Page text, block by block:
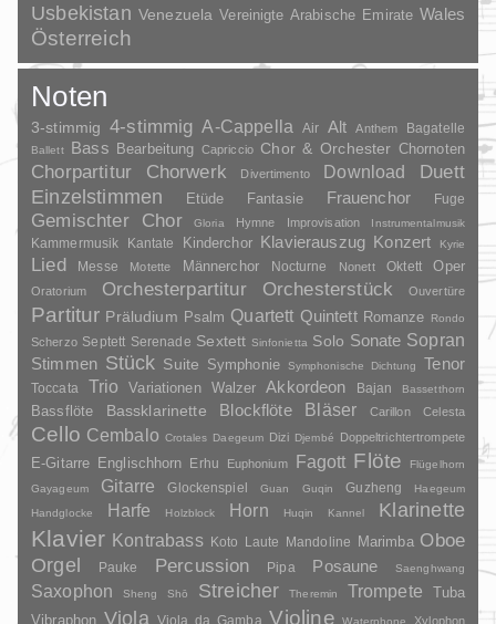
Usbekistan Venezuela Vereinigte Arabische Emirate Wales
Österreich
Noten
3-stimmig 4-stimmig A-Cappella Air Alt Anthem Bagatelle
Ballett Bass Bearbeitung Capriccio Chor & Orchester Chornoten
Chorpartitur Chorwerk Divertimento Download
Duett
Einzelstimmen
Etüde Fantasie Frauenchor Fuge
Gemischter Chor Gloria Hymne Improvisation Instrumentalmusik
Kammermusik Kantate Kinderchor Klavierauszug Konzert Kyrie
Lied Messe Motette Männerchor Nocturne Nonett Oktett Oper
Oratorium Orchesterpartitur Orchesterstück Ouvertüre
Partitur Präludium Psalm Quartett Quintett Romanze Rondo
Scherzo Septett Serenade Sextett Sinfonietta Solo Sonate Sopran
Stimmen Stück Suite Symphonie Symphonische Dichtung Tenor
Toccata Trio Variationen Walzer Akkordeon Bajan Bassetthorn
Bassflöte Bassklarinette Blockflöte Bläser Carillon Celesta
Cello Cembalo Crotales Daegeum Dizi Djembé Doppeltrichtertrompete
E-Gitarre Englischhorn Erhu Euphonium Fagott Flöte
Flügelhorn
Gayageum
Gitarre Glockenspiel Guan Guqin Guzheng
Haegeum
Handglocke
Harfe Holzblock Horn Huqin Kannel Klarinette
Klavier Kontrabass Koto Laute Mandoline Marimba Oboe
Orgel Pauke Percussion Pipa Posaune Saenghwang
Saxophon Sheng Shō Streicher Theremin Trompete
Tuba
Vibraphon Viola Viola da Gamba Violine Waterphone
Xylophon